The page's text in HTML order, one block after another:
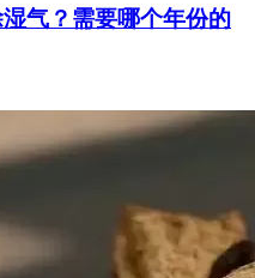
气？需要哪个年份的